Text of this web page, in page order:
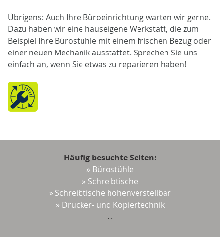
Übrigens: Auch Ihre Büroeinrichtung warten wir gerne.
Dazu haben wir eine hauseigene Werkstatt, die zum
Beispiel Ihre Bürostühle mit einem frischen Bezug oder
einer neuen Mechanik ausstattet. Sprechen Sie uns
einfach an, wenn Sie etwas zu reparieren haben!
Häufig besuchte Seiten:
» Bürostühle
» Schreibtische
» Schreibtische höhenverstellbar
» Drucker- und Kopiertechnik
...